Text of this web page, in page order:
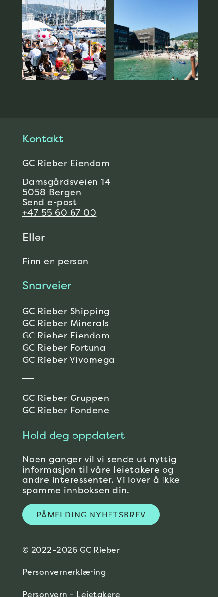
Kontakt
GC Rieber Eiendom
Damsgårdsveien 14
5058 Bergen
Send e-post
+47 55 60 67 00
Eller
Finn en person
Snarveier
GC Rieber Shipping
GC Rieber Minerals
GC Rieber Eiendom
GC Rieber Fortuna
GC Rieber Vivomega
GC Rieber Gruppen
GC Rieber Fondene
Hold deg oppdatert
Noen ganger vil vi sende ut nyttig
informasjon til våre leietakere og
andre interessenter. Vi lover å ikke
spamme innboksen din.
PÅMELDING NYHETSBREV
© 2022–2026 GC Rieber
Personvernerklæring
Personvern – Leietakere